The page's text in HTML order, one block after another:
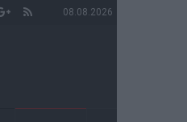
08.08.2026